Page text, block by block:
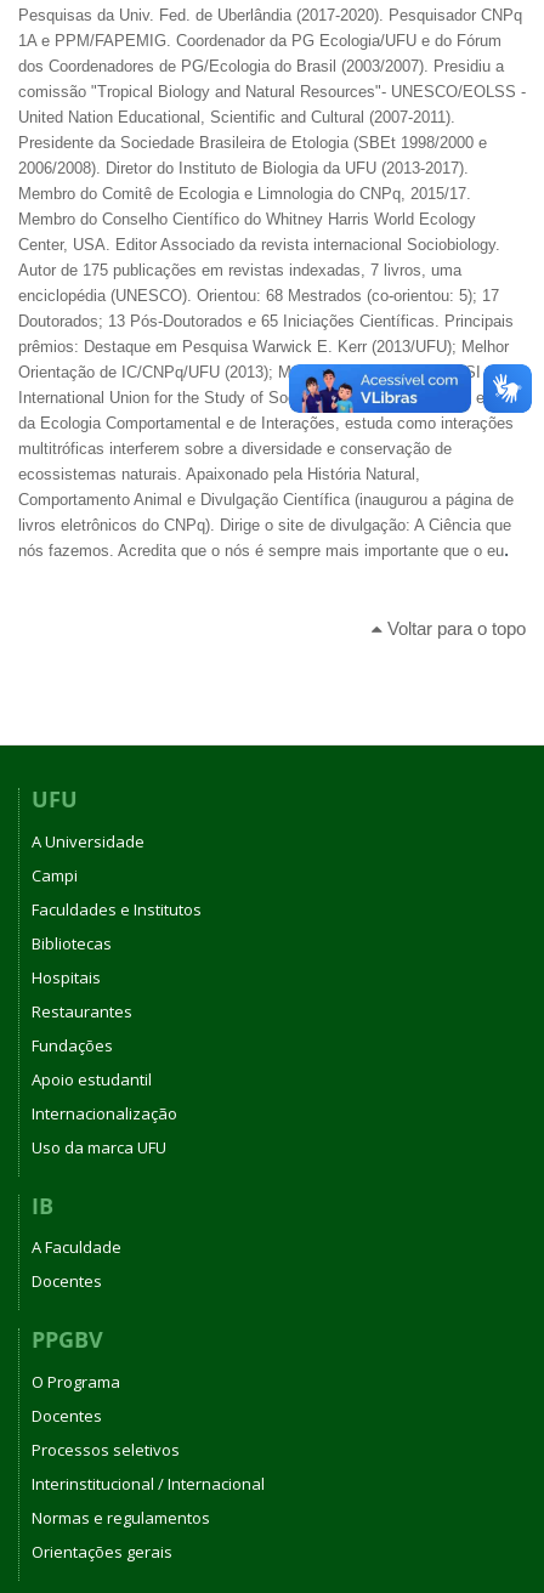
Pesquisas da Univ. Fed. de Uberlândia (2017-2020). Pesquisador CNPq
1A e PPM/FAPEMIG. Coordenador da PG Ecologia/UFU e do Fórum
dos Coordenadores de PG/Ecologia do Brasil (2003/2007). Presidiu a
comissão "Tropical Biology and Natural Resources"- UNESCO/EOLSS -
United Nation Educational, Scientific and Cultural (2007-2011).
Presidente da Sociedade Brasileira de Etologia (SBEt 1998/2000 e
2006/2008). Diretor do Instituto de Biologia da UFU (2013-2017).
Membro do Comitê de Ecologia e Limnologia do CNPq, 2015/17.
Membro do Conselho Científico do Whitney Harris World Ecology
Center, USA. Editor Associado da revista internacional Sociobiology.
Autor de 175 publicações em revistas indexadas, 7 livros, uma
enciclopédia (UNESCO). Orientou: 68 Mestrados (co-orientou: 5); 17
Doutorados; 13 Pós-Doutorados e 65 Iniciações Científicas. Principais
prêmios: Destaque em Pesquisa Warwick E. Kerr (2013/UFU); Melhor
Orientação de IC/CNPq/UFU (2013); Melhor trabalho 2011 - IUSSI -
International Union for the Study of Social Insects. Dedica-se ao estudo
da Ecologia Comportamental e de Interações, estuda como interações
multitróficas interferem sobre a diversidade e conservação de
ecossistemas naturais. Apaixonado pela História Natural,
Comportamento Animal e Divulgação Científica (inaugurou a página de
livros eletrônicos do CNPq). Dirige o site de divulgação: A Ciência que
nós fazemos. Acredita que o nós é sempre mais importante que o eu.
Voltar para o topo
UFU
A Universidade
Campi
Faculdades e Institutos
Bibliotecas
Hospitais
Restaurantes
Fundações
Apoio estudantil
Internacionalização
Uso da marca UFU
IB
A Faculdade
Docentes
PPGBV
O Programa
Docentes
Processos seletivos
Interinstitucional / Internacional
Normas e regulamentos
Orientações gerais